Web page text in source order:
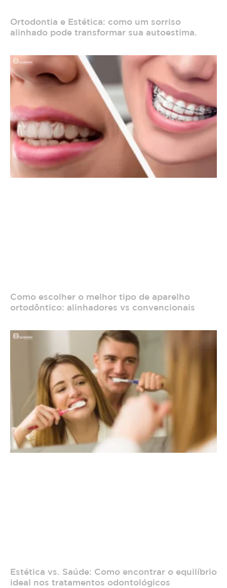
Ortodontia e Estética: como um sorriso
alinhado pode transformar sua autoestima.
Como escolher o melhor tipo de aparelho
ortodôntico: alinhadores vs convencionais
Estética vs. Saúde: Como encontrar o equilíbrio
ideal nos tratamentos odontológicos